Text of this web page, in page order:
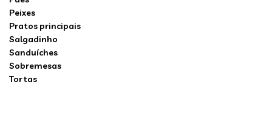
Peixes
Pratos principais
Salgadinho
Sanduíches
Sobremesas
Tortas